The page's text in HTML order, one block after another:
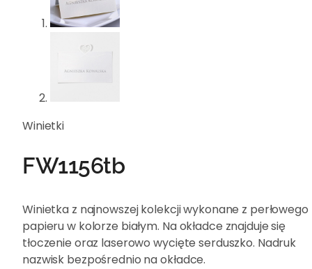
Winietki
FW1156tb
Winietka z najnowszej kolekcji wykonane z perłowego
papieru w kolorze białym. Na okładce znajduje się
tłoczenie oraz laserowo wycięte serduszko. Nadruk
nazwisk bezpośrednio na okładce.